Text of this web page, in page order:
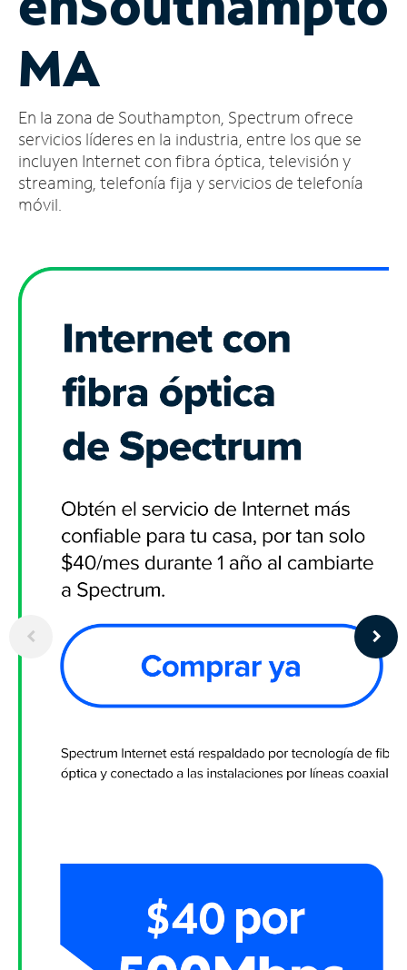
cuenta
Encuentra
tienda
MA
En la zona de Southampton, Spectrum ofrece
servicios líderes en la industria, entre los que se
incluyen Internet con fibra óptica, televisión y
streaming, telefonía fija y servicios de telefonía
móvil.